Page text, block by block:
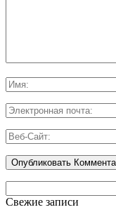
Свежие записи